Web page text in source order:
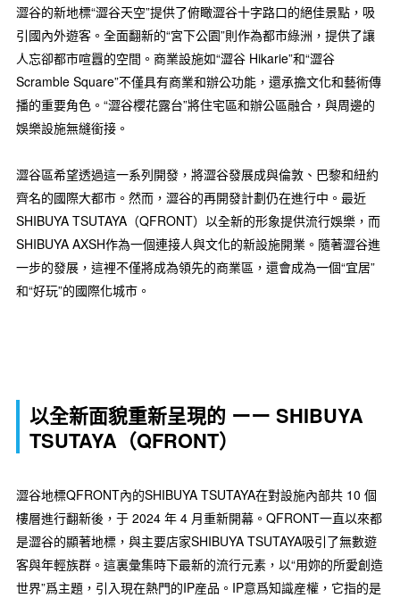
澀谷的新地標“澀谷天空”提供了俯瞰澀谷十字路口的絕佳景點，吸
引國內外遊客。全面翻新的“宮下公園”則作為都市綠洲，提供了讓
人忘卻都市喧囂的空間。商業設施如“澀谷 Hikarie”和“澀谷
Scramble Square”不僅具有商業和辦公功能，還承擔文化和藝術傳
播的重要角色。“澀谷櫻花露台”將住宅區和辦公區融合，與周邊的
娛樂設施無縫銜接。
澀谷區希望透過這一系列開發，將澀谷發展成與倫敦、巴黎和紐約
齊名的國際大都市。然而，澀谷的再開發計劃仍在進行中。最近
SHIBUYA TSUTAYA（QFRONT）以全新的形象提供流行娛樂，而
SHIBUYA AXSH作為一個連接人與文化的新設施開業。隨著澀谷進
一步的發展，這裡不僅將成為領先的商業區，還會成為一個“宜居”
和“好玩”的國際化城市。
以全新面貌重新呈現的 ーー SHIBUYA
TSUTAYA（QFRONT）
澀谷地標QFRONT內的SHIBUYA TSUTAYA在對設施內部共 10 個
樓層進行翻新後，于 2024 年 4 月重新開幕。QFRONT一直以來都
是澀谷的顯著地標，與主要店家SHIBUYA TSUTAYA吸引了無數遊
客與年輕族群。這裏彙集時下最新的流行元素，以“用妳的所愛創造
世界”爲主題，引入現在熱門的IP産品。IP意爲知識産權，它指的是